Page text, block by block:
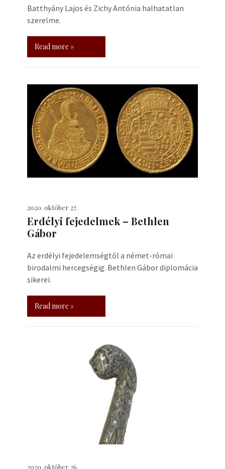
Batthyány Lajos és Zichy Antónia halhatatlan
szerelme.
Read more »
2020. október 27.
Erdélyi fejedelmek – Bethlen
Gábor
Az erdélyi fejedelemségtől a német-római
birodalmi hercegségig. Bethlen Gábor diplomácia
sikerei.
Read more »
2020. október 26.